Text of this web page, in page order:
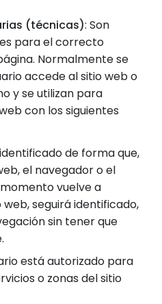
(técnicas): Son
para el correcto
Normalmente se
accede al sitio web o
y se utilizan para
con los siguientes
de forma que,
el navegador o el
vuelve a
seguirá identificado,
sin tener que
está autorizado para
o zonas del sitio